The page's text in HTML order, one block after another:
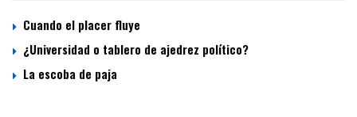
Cuando el placer fluye
¿Universidad o tablero de ajedrez político?
La escoba de paja